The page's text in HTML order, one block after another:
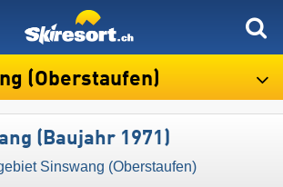
(Oberstaufen)
(Baujahr 1971)
Sinswang (Oberstaufen)